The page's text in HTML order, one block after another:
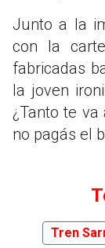
Junto a la
con la
fabricadas
la joven
¿Tanto te va
no pagás el
Tren